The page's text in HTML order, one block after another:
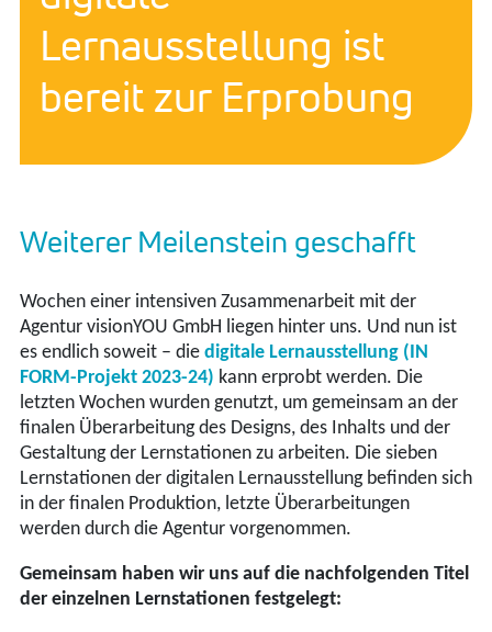
Lernausstellung ist
bereit zur Erprobung
Weiterer Meilenstein geschafft
Wochen einer intensiven Zusammenarbeit mit der
Agentur visionYOU GmbH liegen hinter uns. Und nun ist
es endlich soweit – die digitale Lernausstellung (IN
FORM-Projekt 2023-24) kann erprobt werden. Die
letzten Wochen wurden genutzt, um gemeinsam an der
finalen Überarbeitung des Designs, des Inhalts und der
Gestaltung der Lernstationen zu arbeiten. Die sieben
Lernstationen der digitalen Lernausstellung befinden sich
in der finalen Produktion, letzte Überarbeitungen
werden durch die Agentur vorgenommen.
Gemeinsam haben wir uns auf die nachfolgenden Titel
der einzelnen Lernstationen festgelegt: